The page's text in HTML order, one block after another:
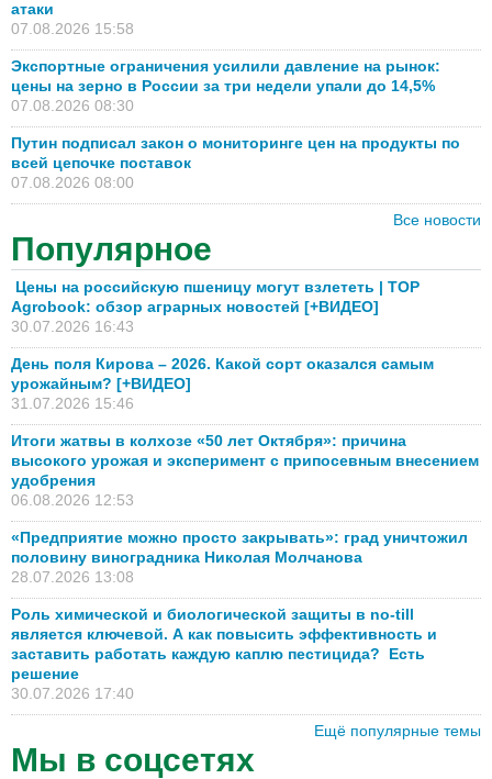
атаки
07.08.2026 15:58
Экспортные ограничения усилили давление на рынок:
цены на зерно в России за три недели упали до 14,5%
07.08.2026 08:30
Путин подписал закон о мониторинге цен на продукты по
всей цепочке поставок
07.08.2026 08:00
Все новости
Популярное
Цены на российскую пшеницу могут взлететь | TOP
Agrobook: обзор аграрных новостей [+ВИДЕО]
30.07.2026 16:43
День поля Кирова – 2026. Какой сорт оказался самым
урожайным? [+ВИДЕО]
31.07.2026 15:46
Итоги жатвы в колхозе «50 лет Октября»: причина
высокого урожая и эксперимент с припосевным внесением
удобрения
06.08.2026 12:53
«Предприятие можно просто закрывать»: град уничтожил
половину виноградника Николая Молчанова
28.07.2026 13:08
Роль химической и биологической защиты в no-till
является ключевой. А как повысить эффективность и
заставить работать каждую каплю пестицида? Есть
решение
30.07.2026 17:40
Ещё популярные темы
Мы в соцсетях